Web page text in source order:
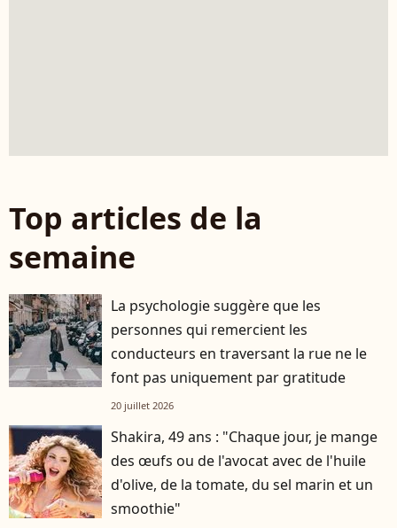
Top articles de la
semaine
La psychologie suggère que les
personnes qui remercient les
conducteurs en traversant la rue ne le
font pas uniquement par gratitude
20 juillet 2026
Shakira, 49 ans : "Chaque jour, je mange
des œufs ou de l'avocat avec de l'huile
d'olive, de la tomate, du sel marin et un
smoothie"